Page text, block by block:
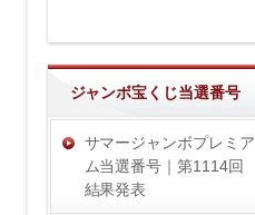
ジャンボ宝くじ当選番号
サマージャンボプレミア
ム当選番号｜第1114回
結果発表